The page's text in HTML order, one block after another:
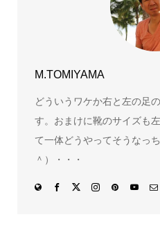
M.TOMIYAMA
どういうワケか右と左の足
す。おまけに靴のサイズも
て一体どうやってそうな
＾）・・・